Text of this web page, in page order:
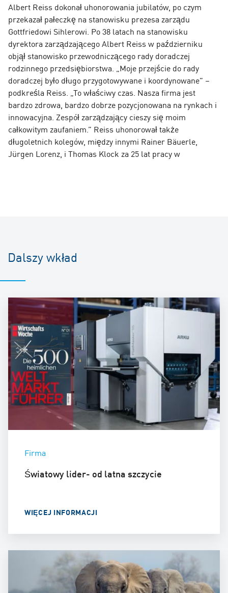
Albert Reiss dokonał uhonorowania jubilatów, po czym
przekazał pałeczkę na stanowisku prezesa zarządu
Gottfriedowi Sihlerowi. Po 38 latach na stanowisku
dyrektora zarządzającego Albert Reiss w październiku
objął stanowisko przewodniczącego rady doradczej
rodzinnego przedsiębiorstwa. „Moje przejście do rady
doradczej było długo przygotowywane i koordynowane” –
podkreśla Reiss. „To właściwy czas. Nasza firma jest
bardzo zdrowa, bardzo dobrze pozycjonowana na rynkach i
innowacyjna. Zespół zarządzający cieszy się moim
całkowitym zaufaniem.” Reiss uhonorował także
długoletnich kolegów, między innymi Rainer Bäuerle,
Jürgen Lorenz, i Thomas Klock za 25 lat pracy w
Dalszy wkład
Firma
Światowy lider- od latna szczycie
WIĘCEJ INFORMACJI